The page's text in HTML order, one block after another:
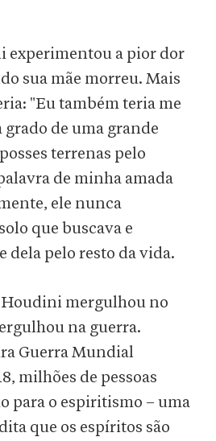
experimentou a pior dor
sua mãe morreu. Mais
"Eu também teria me
grado de uma grande
terrenas pelo
de minha amada
ele nunca
que buscava e
dela pelo resto da vida.
Houdini mergulhou no
na guerra.
Guerra Mundial
milhões de pessoas
para o espiritismo – uma
que os espíritos são